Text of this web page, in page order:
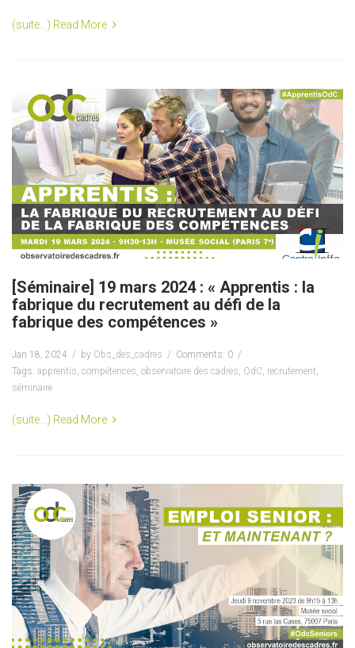
(suite…) Read More
[Séminaire] 19 mars 2024 : « Apprentis : la
fabrique du recrutement au défi de la
fabrique des compétences »
Jan 18, 2024 by Obs_des_cadres
Comments: 0
Tags: apprentis, compétences, observatoire des cadres, OdC, recrutement,
séminaire
(suite…) Read More